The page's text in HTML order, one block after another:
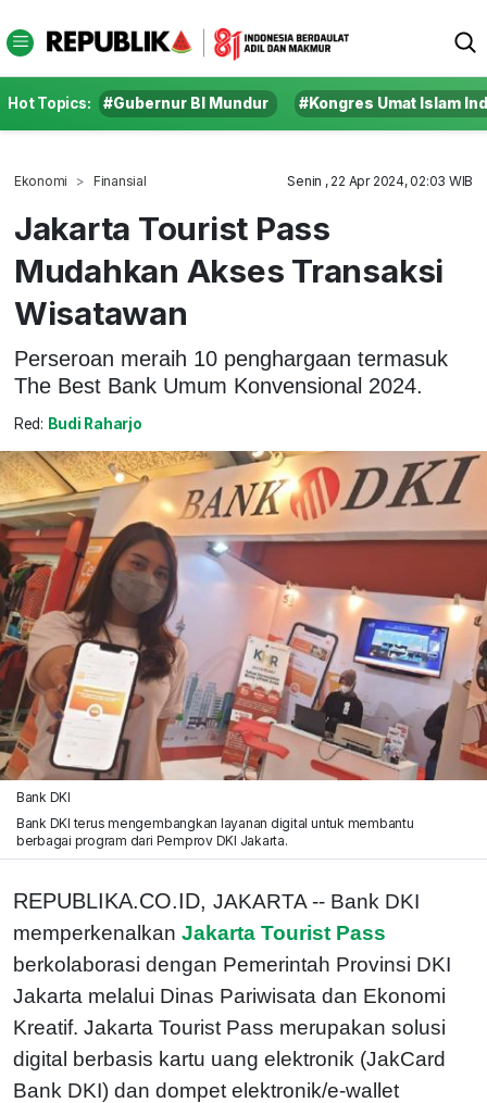
Hot Topics: #Gubernur BI Mundur #Kongres Umat Islam
Ekonomi Finansial Senin , 22 Apr 2024, 02:03 WIB
Jakarta Tourist Pass
Mudahkan Akses Transaksi
Wisatawan
Perseroan meraih 10 penghargaan termasuk
The Best Bank Umum Konvensional 2024.
Red: Budi Raharjo
Bank DKI
Bank DKI terus mengembangkan layanan digital untuk membantu
berbagai program dari Pemprov DKI Jakarta.
REPUBLIKA.CO.ID, JAKARTA -- Bank DKI
memperkenalkan Jakarta Tourist Pass
berkolaborasi dengan Pemerintah Provinsi DKI
Jakarta melalui Dinas Pariwisata dan Ekonomi
Kreatif. Jakarta Tourist Pass merupakan solusi
digital berbasis kartu uang elektronik (JakCard
Bank DKI) dan dompet elektronik/e-wallet